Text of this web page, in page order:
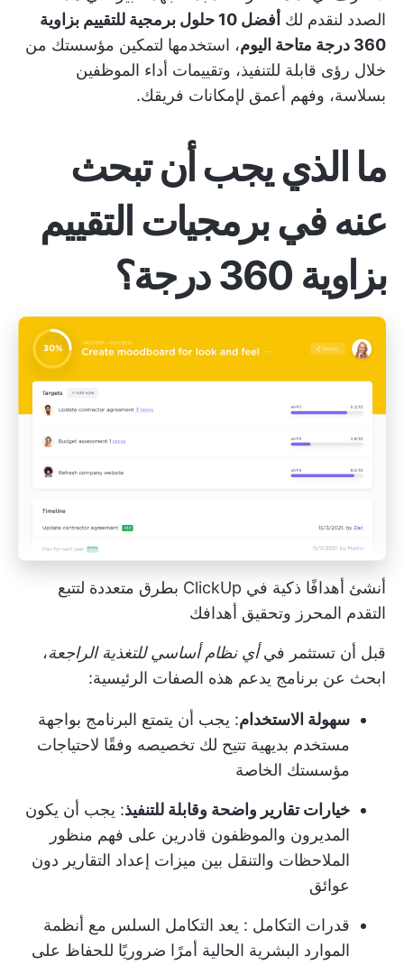
الصدد لنقدم لك
أفضل 10 حلول برمجية للتقييم بزاوية
360 درجة متاحة اليوم
، استخدمها لتمكين مؤسستك من
خلال رؤى قابلة للتنفيذ، وتقييمات أداء الموظفين
بسلاسة، وفهم أعمق لإمكانات فريقك.
ما الذي يجب أن تبحث
عنه في برمجيات التقييم
بزاوية 360 درجة؟
أنشئ أهدافًا ذكية في ClickUp بطرق متعددة لتتبع
التقدم المحرز وتحقيق أهدافك
قبل أن تستثمر فيأي نظام أساسي للتغذية الراجعة،
ابحث عن برنامج يدعم هذه الصفات الرئيسية:
سهولة الاستخدام: يجب أن يتمتع البرنامج بواجهة
مستخدم بديهية تتيح لك تخصيصه وفقًا لاحتياجات
مؤسستك الخاصة
خيارات تقارير واضحة وقابلة للتنفيذ: يجب أن يكون
المديرون والموظفون قادرين على فهم منظور
الملاحظات والتنقل بين ميزات إعداد التقارير دون
عوائق
قدرات التكامل : يعد التكامل السلس مع أنظمة
الموارد البشرية الحالية أمرًا ضروريًا للحفاظ على